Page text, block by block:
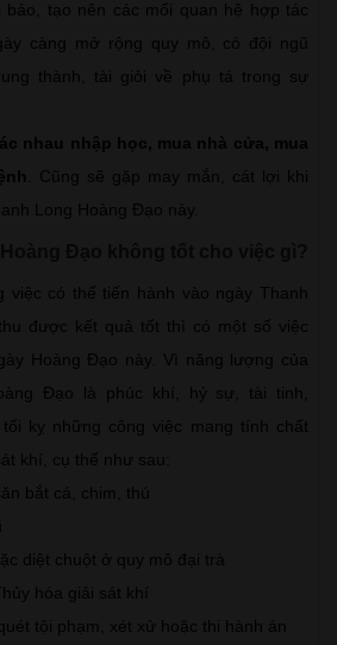
tạo nên các mối quan hệ hợp tác
càng mở rộng quy mô, có đội ngũ
thành, tài giỏi về phụ tá trong sự
nhau nhập học, mua nhà cửa, mua
. Cũng sẽ gặp may mắn, cát lợi khi
Long Hoàng Đạo này.
việc có thể tiến hành vào ngày Thanh
được kết quả tốt thì có một số việc
Hoàng Đạo này. Vì năng lượng của
Đạo là phúc khí, hỷ sự, tài tinh,
kỵ những công việc mang tính chất
khí, cụ thể như sau:
bắt cá, chim, thú
diệt chuột ở quy mô đại trà
hóa giải sát khí
tội phạm, xét xử hoặc thi hành án